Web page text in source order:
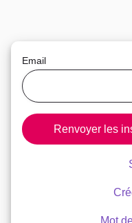
Email
Renvoyer les